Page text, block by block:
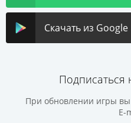
Скачать из Google
Подписаться
При обновлении игры
E-